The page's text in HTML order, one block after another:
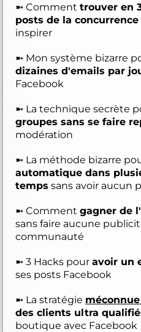
➼ Comment trouver en
posts de la concurrence
inspirer
➼ Mon système bizarre
dizaines d'emails par
Facebook
➼ La technique secrète
groupes sans se faire
modération
➼ La méthode bizarre
automatique dans
temps sans avoir aucun
➼ Comment gagner de
sans faire aucune
communauté
➼ 3 Hacks pour avoir un
ses posts Facebook
➼ La stratégie
des clients ultra
boutique avec Facebook